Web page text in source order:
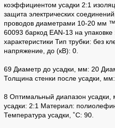
коэффициентом усадки 2:1
защита электрических
проводов диаметрами 10-20 мм
60093 баркод EAN-13 на
характеристики Тип трубки: без
напряжение, до (кВ): 0.
69 Диаметр до усадки, мм: 20
Толщина стенки после усадки, мм:
8 Оптимальный диапазон
усадки: 2:1 Материал:
Температура усадки, ˚С: 90.